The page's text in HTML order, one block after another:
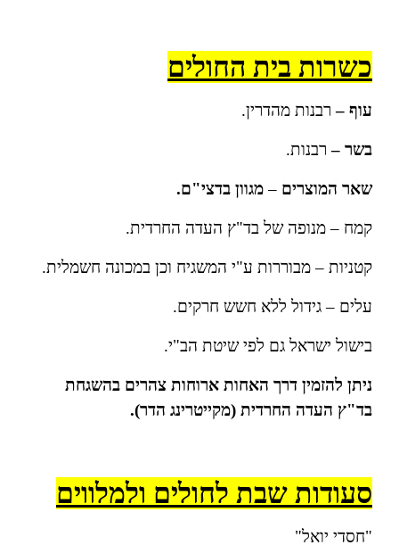
כשרות בית החולים
עוף – רבנות מהדרין.
בשר – רבנות.
שאר המוצרים–מגוון בדצי"ם.
קמח – מנופה של בד"ץ העדה החרדית.
קטניות – מבוררות ע"י המשגיח וכן במכונה חשמלית.
עלים – גידול ללא חשש חרקים.
בישול ישראל גם לפי שיטת הב"י.
ניתן להזמין דרך האחות ארוחות צהרים בהשגחת
בד"ץ העדה החרדית (מקייטרינג הדר).
סעודות שבת לחולים ולמלווים
"חסדי יואל"